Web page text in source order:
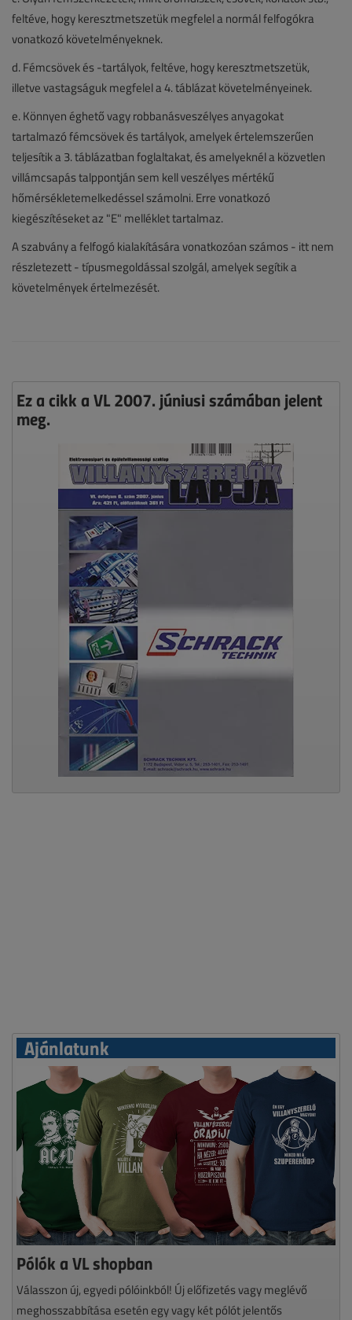
feltéve, hogy keresztmetszetük megfelel a normál felfogókra
vonatkozó követelményeknek.
d. Fémcsövek és -tartályok, feltéve, hogy keresztmetszetük,
illetve vastagságuk megfelel a 4. táblázat követelményeinek.
e. Könnyen éghető vagy robbanásveszélyes anyagokat
tartalmazó fémcsövek és tartályok, amelyek értelemszerűen
teljesítik a 3. táblázatban foglaltakat, és amelyeknél a közvetlen
villámcsapás talppontján sem kell veszélyes mértékű
hőmérsékletemelkedéssel számolni. Erre vonatkozó
kiegészítéseket az "E" melléklet tartalmaz.
A szabvány a felfogó kialakítására vonatkozóan számos - itt nem
részletezett - típusmegoldással szolgál, amelyek segítik a
követelmények értelmezését.
Ez a cikk a VL 2007. júniusi számában jelent
meg.
Ajánlatunk
Pólók a VL shopban
Válasszon új, egyedi pólóinkból! Új előfizetés vagy meglévő
meghosszabbítása esetén egy vagy két pólót jelentős